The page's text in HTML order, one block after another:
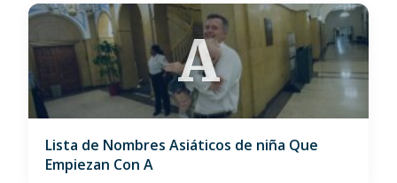
A
Lista de Nombres Asiáticos de niña Que
Empiezan Con A